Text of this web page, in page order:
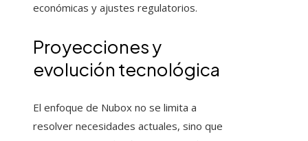
económicas y ajustes regulatorios.
Proyecciones y
evolución tecnológica
El enfoque de Nubox no se limita a
resolver necesidades actuales, sino que